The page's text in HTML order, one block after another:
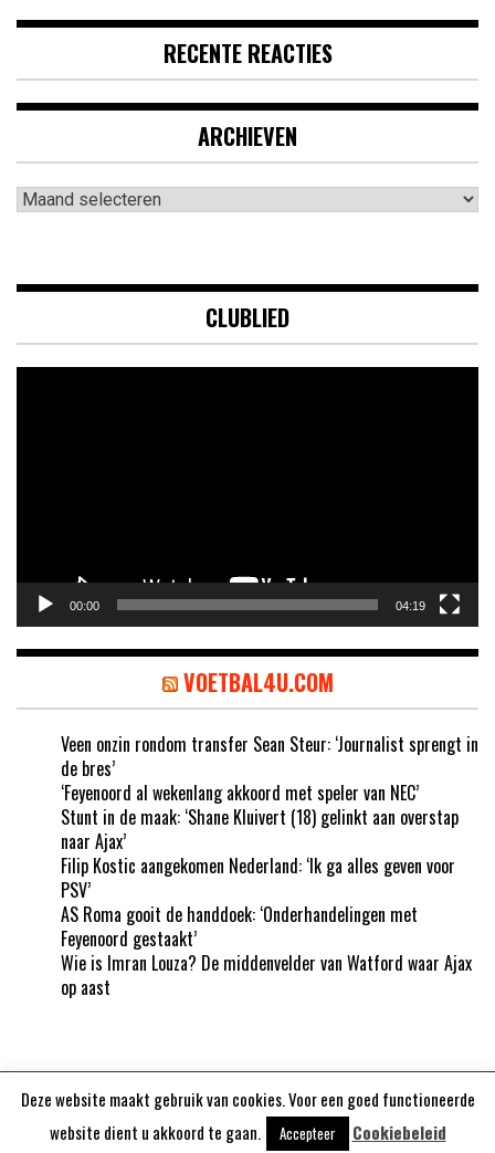
RECENTE REACTIES
ARCHIEVEN
Archieven
CLUBLIED
00:00 04:19
VOETBAL4U.COM
Veen onzin rondom transfer Sean Steur: ‘Journalist sprengt in
de bres’
‘Feyenoord al wekenlang akkoord met speler van NEC’
Stunt in de maak: ‘Shane Kluivert (18) gelinkt aan overstap
naar Ajax’
Filip Kostic aangekomen Nederland: ‘Ik ga alles geven voor
PSV’
AS Roma gooit de handdoek: ‘Onderhandelingen met
Feyenoord gestaakt’
Wie is Imran Louza? De middenvelder van Watford waar Ajax
op aast
Aangedreven door WordPress
Deze website maakt gebruik van cookies. Voor een goed functioneerde
website dient u akkoord te gaan.
Accepteer Cookiebeleid